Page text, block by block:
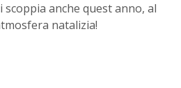
anche quest anno, al
natalizia!